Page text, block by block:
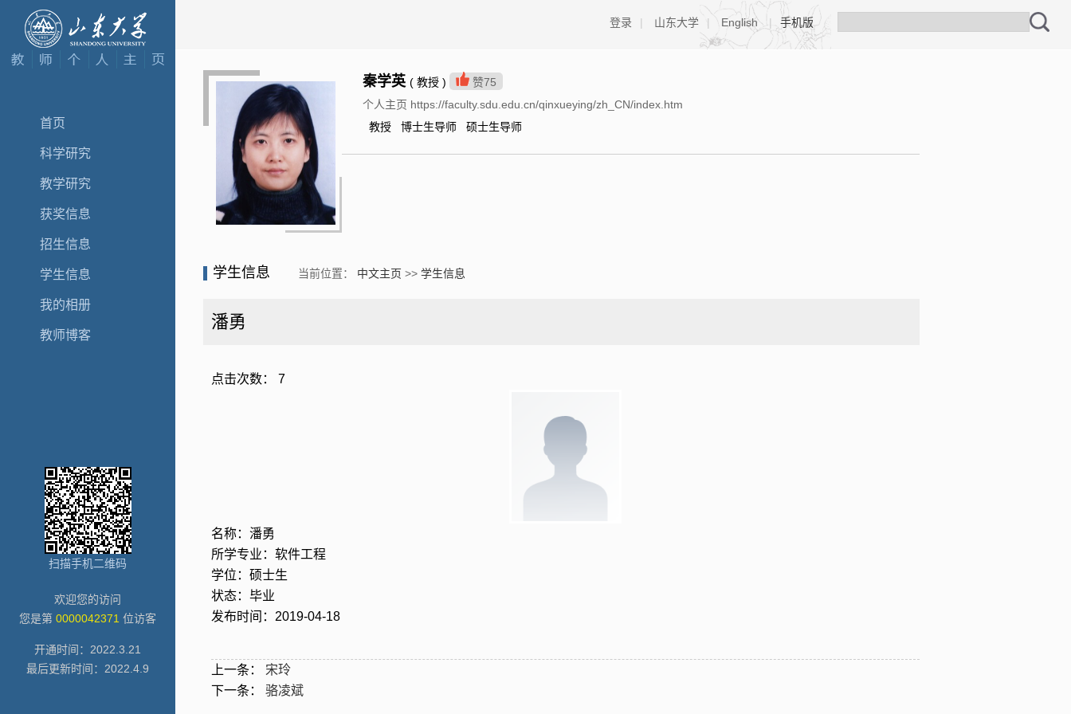
首页
科学研究
教学研究
获奖信息
招生信息
学生信息
我的相册
教师博客
扫描手机二维码
欢迎您的访问
您是第 0000042371 位访客
开通时间： 2022 3 21
最后更新时间： 2022 4 9
登录 | 山东大学 | English | 手机版
秦学英 ( 教授 ) 赞75
个人主页 https://faculty.sdu.edu.cn/qinxueying/zh_CN/index.htm
教授 博士生导师 硕士生导师
学生信息 当前位置： 中文主页 >> 学生信息
潘勇
点击次数： 7
名称：潘勇
所学专业：软件工程
学位：硕士生
状态：毕业
发布时间：2019-04-18
上一条： 宋玲
下一条： 骆凌斌